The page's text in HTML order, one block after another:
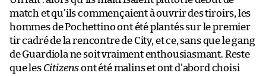
match et qu’ils commençaient à ouvrir des tiroirs, les
hommes de Pochettino ont été plantés sur le premier
tir cadré de la rencontre de City, et ce, sans que le gang
de Guardiola ne soit vraiment enthousiasmant. Reste
que les Citizensont été malins et ont d’abord choisi